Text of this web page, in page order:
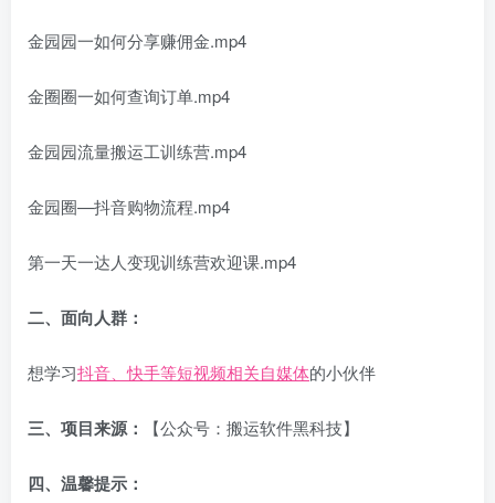
金园园一如何分享赚佣金.mp4
金圈圈一如何查询订单.mp4
金园园流量搬运工训练营.mp4
金园圈—抖音购物流程.mp4
第一天一达人变现训练营欢迎课.mp4
二、面向人群：
想学习抖音、快手等短视频相关自媒体的小伙伴
三、项目来源： 【公众号：搬运软件黑科技】
四、温馨提示：